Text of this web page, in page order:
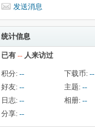
发送消息
统计信息
已有 -- 人来访过
积分: -- 下载币: --
好友: -- 主题: --
日志: -- 相册: --
分享: --